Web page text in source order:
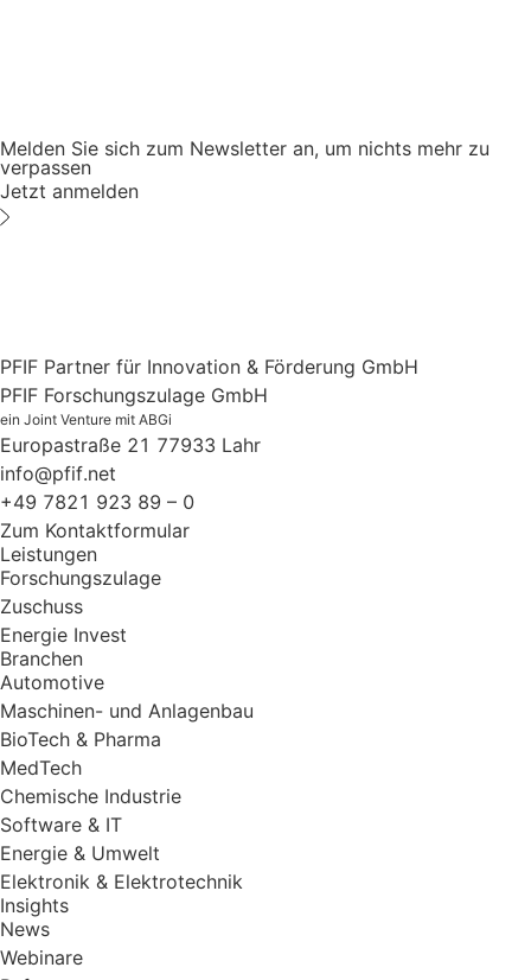
Melden Sie sich zum Newsletter an, um nichts mehr zu
verpassen
Jetzt anmelden
PFIF Partner für Innovation & Förderung GmbH
PFIF Forschungszulage GmbH
ein Joint Venture mit ABGi
Europastraße 21 77933 Lahr
info@pfif.net
+49 7821 923 89 – 0
Zum Kontaktformular
Leistungen
Forschungszulage
Zuschuss
Energie Invest
Branchen
Automotive
Maschinen- und Anlagenbau
BioTech & Pharma
MedTech
Chemische Industrie
Software & IT
Energie & Umwelt
Elektronik & Elektrotechnik
Insights
News
Webinare